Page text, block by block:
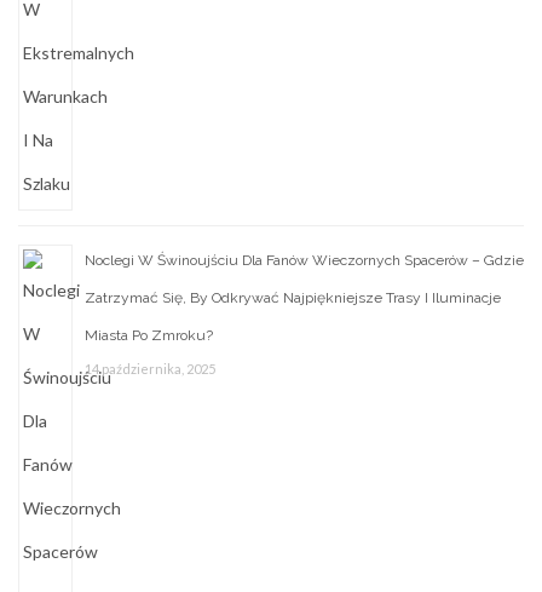
Noclegi W Świnoujściu Dla Fanów Wieczornych Spacerów – Gdzie
Zatrzymać Się, By Odkrywać Najpiękniejsze Trasy I Iluminacje
Miasta Po Zmroku?
14 października, 2025